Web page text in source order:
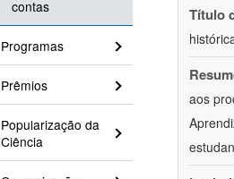
contas
Programas
Prêmios
Popularização da
Ciência
Título
aos